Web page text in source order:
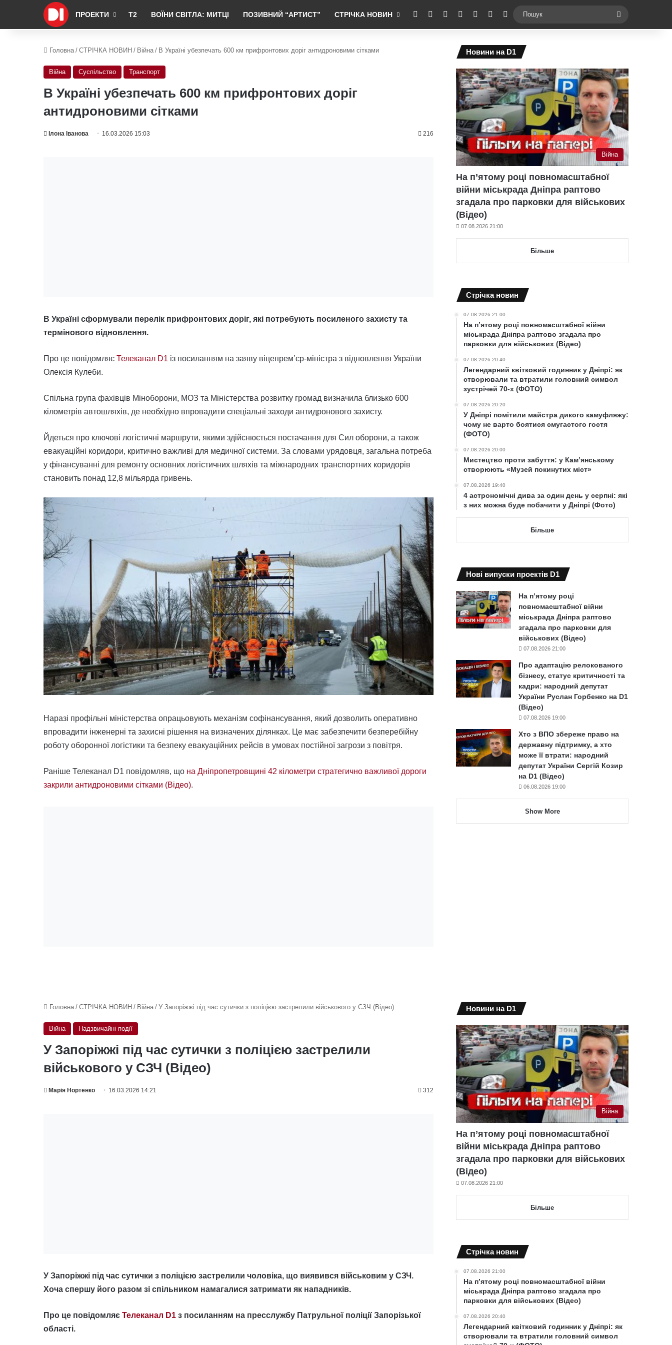
ПРОЕКТИ Т2 ВОЇНИ СВІТЛА: МИТЦІ ПОЗИВНИЙ “АРТИСТ” СТРІЧКА НОВИН RSS Facebook YouTubeInstagramTelegramSwitch skin
Головна / СТРІЧКА НОВИН / Війна / В Україні убезпечать 600 км прифронтових доріг антидроновими сітками
Війна Суспільство Транспорт
В Україні убезпечать 600 км прифронтових доріг
антидроновими сітками
Ілона Іванова 16.03.2026 15:03 216
В Україні сформували перелік прифронтових доріг, які потребують посиленого захисту та
термінового відновлення.
Про це повідомляє Телеканал D1 із посиланням на заяву віцепрем’єр-міністра з відновлення України
Олексія Кулеби.
Спільна група фахівців Міноборони, МОЗ та Міністерства розвитку громад визначила близько 600
кілометрів автошляхів, де необхідно впровадити спеціальні заходи антидронового захисту.
Йдеться про ключові логістичні маршрути, якими здійснюється постачання для Сил оборони, а також
евакуаційні коридори, критично важливі для медичної системи. За словами урядовця, загальна потреба
у фінансуванні для ремонту основних логістичних шляхів та міжнародних транспортних коридорів
становить понад 12,8 мільярда гривень.
Наразі профільні міністерства опрацьовують механізм софінансування, який дозволить оперативно
впровадити інженерні та захисні рішення на визначених ділянках. Це має забезпечити безперебійну
роботу оборонної логістики та безпеку евакуаційних рейсів в умовах постійної загрози з повітря.
Раніше Телеканал D1 повідомляв, що на Дніпропетровщині 42 кілометри стратегично важливої дороги
закрили антидроновими сітками (Відео).
Новини на D1
Війна
На п’ятому році повномасштабної
війни міськрада Дніпра раптово
згадала про парковки для військових
(Відео)
07.08.2026 21:00
Більше
Cтрічка новин
07.08.2026 21:00
На п’ятому році повномасштабної війни
міськрада Дніпра раптово згадала про
парковки для військових (Відео)
07.08.2026 20:40
Легендарний квітковий годинник у Дніпрі: як
створювали та втратили головний символ
зустрічей 70-х (ФОТО)
07.08.2026 20:20
У Дніпрі помітили майстра дикого камуфляжу:
чому не варто боятися смугастого гостя
(ФОТО)
07.08.2026 20:00
Мистецтво проти забуття: у Кам’янському
створюють «Музей покинутих міст»
07.08.2026 19:40
4 астрономічні дива за один день у серпні: які
з них можна буде побачити у Дніпрі (Фото)
Більше
Нові випуски проектів D1
На п’ятому році
повномасштабної війни
міськрада Дніпра раптово
згадала про парковки для
військових (Відео)
07.08.2026 21:00
Про адаптацію релокованого
бізнесу, статус критичності та
кадри: народний депутат
України Руслан Горбенко на D1
(Відео)
07.08.2026 19:00
Хто з ВПО збереже право на
державну підтримку, а хто
може її втрати: народний
депутат України Сергій Козир
на D1 (Відео)
06.08.2026 19:00
Show More